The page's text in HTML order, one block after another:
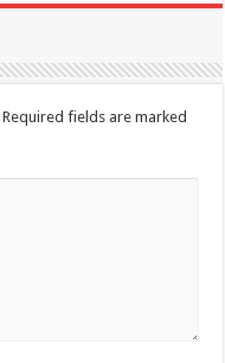
Required fields are marked